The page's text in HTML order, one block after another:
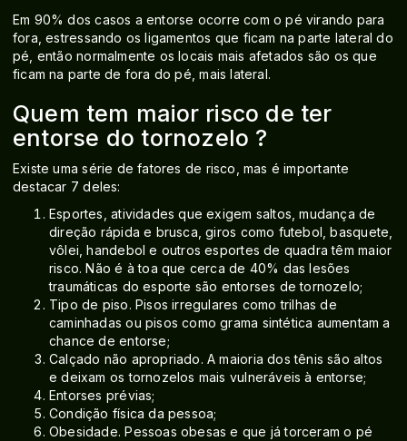
Em 90% dos casos a entorse ocorre com o pé virando para
fora, estressando os ligamentos que ficam na parte lateral do
pé, então normalmente os locais mais afetados são os que
ficam na parte de fora do pé, mais lateral.
Quem tem maior risco de ter
entorse do tornozelo ?
Existe uma série de fatores de risco, mas é importante
destacar 7 deles:
Esportes, atividades que exigem saltos, mudança de
direção rápida e brusca, giros como futebol, basquete,
vôlei, handebol e outros esportes de quadra têm maior
risco. Não é à toa que cerca de 40% das lesões
traumáticas do esporte são entorses de tornozelo;
Tipo de piso. Pisos irregulares como trilhas de
caminhadas ou pisos como grama sintética aumentam a
chance de entorse;
Calçado não apropriado. A maioria dos tênis são altos
e deixam os tornozelos mais vulneráveis à entorse;
Entorses prévias;
Condição física da pessoa;
Obesidade. Pessoas obesas e que já torceram o pé